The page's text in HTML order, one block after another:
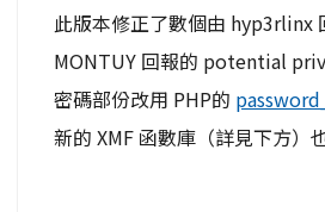
此版本修正了數個由 hyp3rlinx
MONTUY 回報的 potential
密碼部份改用 PHP的
新的 XMF 函數庫（詳見下方）